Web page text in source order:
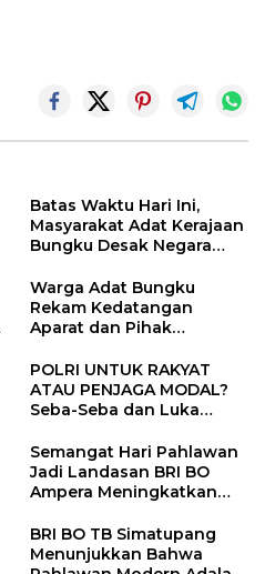
Batas Waktu Hari Ini,
Masyarakat Adat Kerajaan
Bungku Desak Negara
Seba-Seba
Warga Adat Bungku
Rekam Kedatangan
Aparat dan Pihak
Klarifikasi, Transparansi
Prosedur Dipertanyakan
POLRI UNTUK RAKYAT
ATAU PENJAGA MODAL?
Seba-Seba dan Luka
Morowali–Luwu Timur
Semangat Hari Pahlawan
Jadi Landasan BRI BO
Ampera Meningkatkan
BRI BO TB Simatupang
Menunjukkan Bahwa